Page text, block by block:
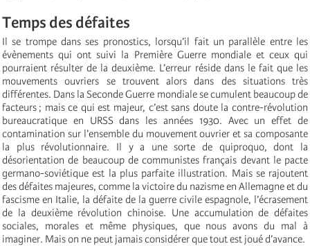
Temps des défaites
Il se trompe dans ses pronostics, lorsqu’il fait un parallèle entre les
évènements qui ont suivi la Première Guerre mondiale et ceux qui
pourraient résulter de la deuxième. L’erreur réside dans le fait que les
mouvements ouvriers se trouvent alors dans des situations très
différentes. Dans la Seconde Guerre mondiale se cumulent beaucoup de
facteurs ; mais ce qui est majeur, c’est sans doute la contre-révolution
bureaucratique en URSS dans les années 1930. Avec un effet de
contamination sur l’ensemble du mouvement ouvrier et sa composante
la plus révolutionnaire. Il y a une sorte de quiproquo, dont la
désorientation de beaucoup de communistes français devant le pacte
germano-soviétique est la plus parfaite illustration. Mais se rajoutent
des défaites majeures, comme la victoire du nazisme en Allemagne et du
fascisme en Italie, la défaite de la guerre civile espagnole, l’écrasement
de la deuxième révolution chinoise. Une accumulation de défaites
sociales, morales et même physiques, que nous avons du mal à
imaginer. Mais on ne peut jamais considérer que tout est joué d’avance.